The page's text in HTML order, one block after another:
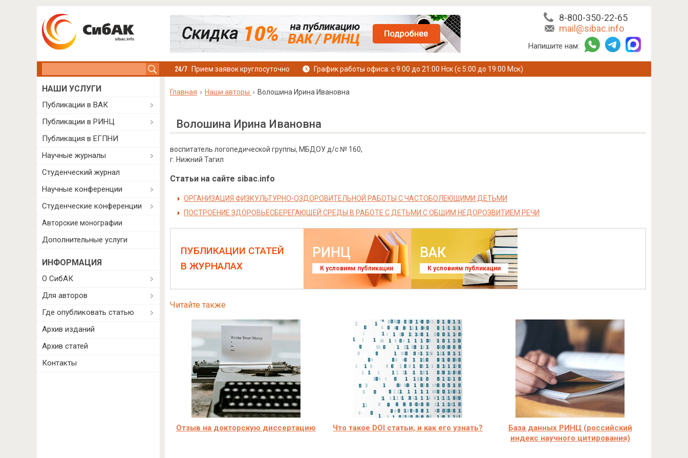
8-800-350-22-65
mail@sibac.info
Напишите нам:
Прием заявок круглосуточно График работы офиса: с 9:00 до 21:00 Нск (с 5:00 до 19:00 Мск)
Главная Наши авторы Волошина Ирина Ивановна
Волошина Ирина Ивановна
воспитатель логопедической группы, МБДОУ д/с № 160,
г. Нижний Тагил
Статьи на сайте sibac.info
ОРГАНИЗАЦИЯ ФИЗКУЛЬТУРНО-ОЗДОРОВИТЕЛЬНОЙ РАБОТЫ С ЧАСТОБОЛЕЮЩИМИ ДЕТЬМИ
ПОСТРОЕНИЕ ЗДОРОВЬЕСБЕРЕГАЮЩЕЙ СРЕДЫ В РАБОТЕ С ДЕТЬМИ С ОБЩИМ НЕДОРОЗВИТИЕМ РЕЧИ
ПУБЛИКАЦИИ СТАТЕЙ
В ЖУРНАЛАХ
РИНЦ
К условиям публикации
ВАК
К условиям публикации
Читайте также
Отзыв на докторскую диссертацию Что такое DOI статьи, и как его узнать?
База данных РИНЦ (российский
индекс научного цитирования)
НАШИ УСЛУГИ
Публикации в ВАК
Публикации в РИНЦ
Публикация в ЕГПНИ
Научные журналы
Студенческий журнал
Научные конференции
Студенческие конференции
Авторские монографии
Дополнительные услуги
ИНФОРМАЦИЯ
О СибАК
Для авторов
Где опубликовать статью
Архив изданий
Архив статей
Контакты